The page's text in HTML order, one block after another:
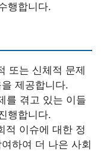
행합니다.
또는 신체적 문제
제공합니다.
를 겪고 있는 이들
행합니다.
적 이슈에 대한 정
하여 더 나은 사회